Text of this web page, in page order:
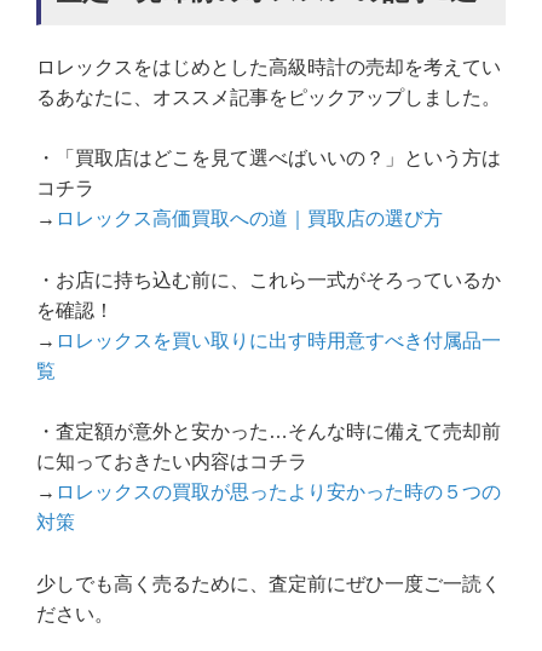
ロレックスをはじめとした高級時計の売却を考えてい
るあなたに、オススメ記事をピックアップしました。
・「買取店はどこを見て選べばいいの？」という方は
コチラ
→ ロレックス高価買取への道｜買取店の選び方
・お店に持ち込む前に、これら一式がそろっているか
を確認！
→ ロレックスを買い取りに出す時用意すべき付属品一
覧
・査定額が意外と安かった…そんな時に備えて売却前
に知っておきたい内容はコチラ
→ ロレックスの買取が思ったより安かった時の５つの
対策
少しでも高く売るために、査定前にぜひ一度ご一読く
ださい。